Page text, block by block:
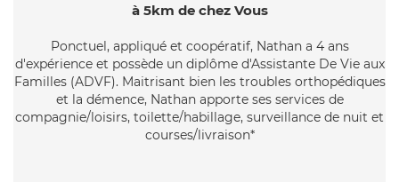
à 5km de chez Vous
Ponctuel , appliqué et coopératif, Nathan a 4 ans
d'expérience et possède un diplôme d'Assistante De Vie aux
Familles (ADVF). Maitrisant bien les troubles orthopédiques
et la démence, Nathan apporte ses services de
compagnie/loisirs, toilette/habillage, surveillance de nuit et
courses/livraison*